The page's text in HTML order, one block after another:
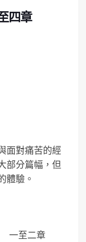
四章
面對痛苦的經
部分篇幅，但
體驗。
一至二章